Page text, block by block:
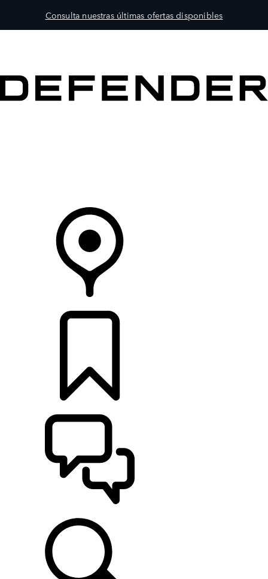
Consulta nuestras últimas ofertas disponibles